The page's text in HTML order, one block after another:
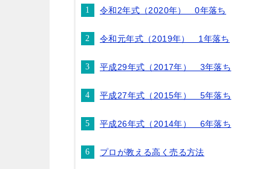
令和2年式（2020年） 0年落ち
令和元年式（2019年） 1年落ち
平成29年式（2017年） 3年落ち
平成27年式（2015年） 5年落ち
平成26年式（2014年） 6年落ち
プロが教える高く売る方法